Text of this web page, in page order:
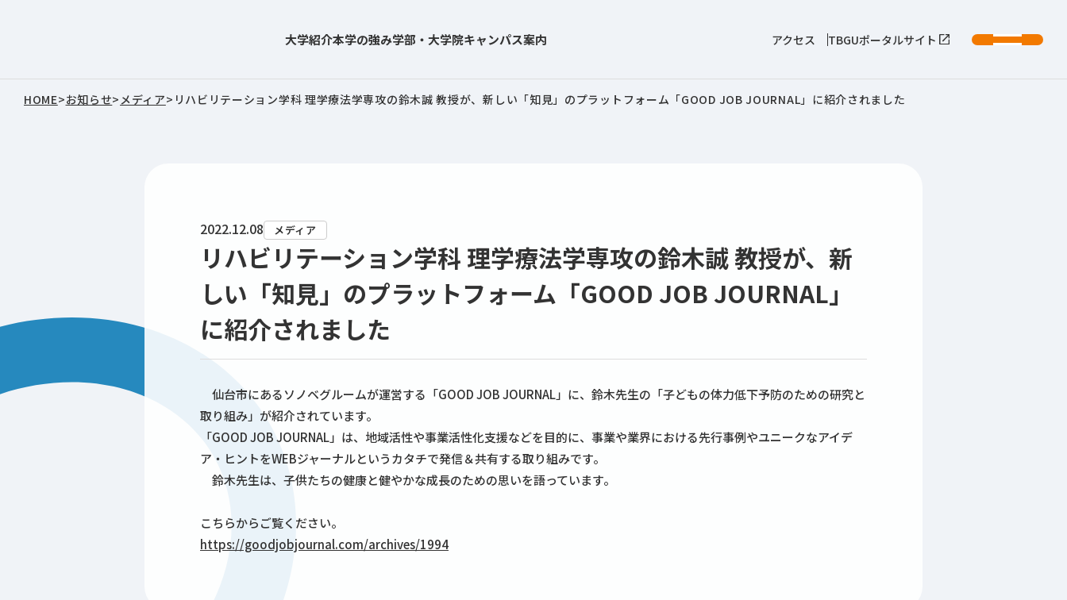
大学紹介本学の強み学部・大学院キャンパス案内 アクセス TBGUポータルサイト
HOME>お知らせ> メディア> リハビリテーション学科 理学療法学専攻の鈴木誠 教授が、新しい「知見」のプラットフォーム「GOOD JOB JOURNAL」に紹介されました
2022.12.08 メディア
リハビリテーション学科 理学療法学専攻の鈴木誠 教授が、新
しい「知見」のプラットフォーム「GOOD JOB JOURNAL」
に紹介されました
仙台市にあるソノベグルームが運営する「GOOD JOB JOURNAL」に、鈴木先生の「子どもの体力低下予防のための研究と
取り組み」が紹介されています。
「GOOD JOB JOURNAL」は、地域活性や事業活性化支援などを目的に、事業や業界における先行事例やユニークなアイデ
ア・ヒントをWEBジャーナルというカタチで発信＆共有する取り組みです。
鈴木先生は、子供たちの健康と健やかな成長のための思いを語っています。
こちらからご覧ください。
https://goodjobjournal.com/archives/1994